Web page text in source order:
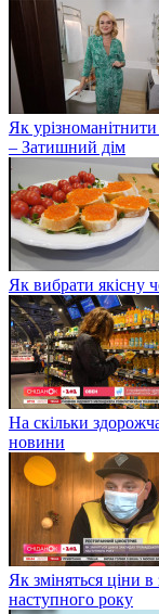
Як
– Затишний дім
Як вибрати якісну
На скільки
новини
Як зміняться ціни
наступного року